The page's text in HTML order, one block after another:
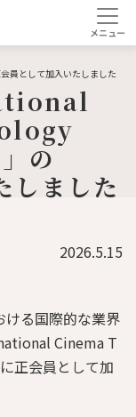
員として加入いたしました
の
しました
2026.5.15
ける国際的な業界
Cinema T
正会員として加